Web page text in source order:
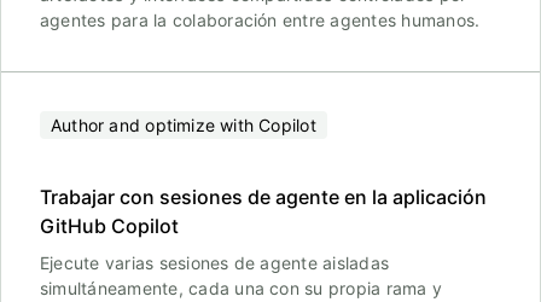
agentes para la colaboración entre agentes humanos.
Author and optimize with Copilot
Trabajar con sesiones de agente en la aplicación
GitHub Copilot
Ejecute varias sesiones de agente aisladas
simultáneamente, cada una con su propia rama y